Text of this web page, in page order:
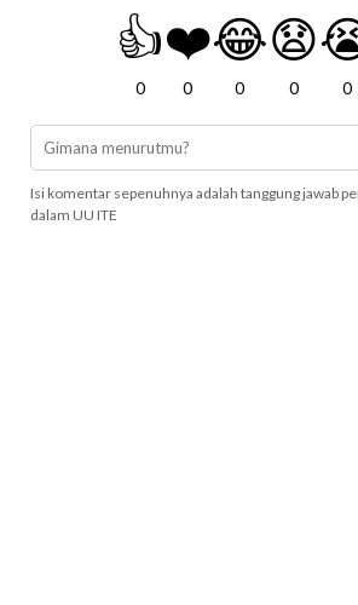
👍
0
❤️
0
😂
0
😧
0 0
Isi komentar sepenuhnya adalah tanggung jawab
dalam UU ITE